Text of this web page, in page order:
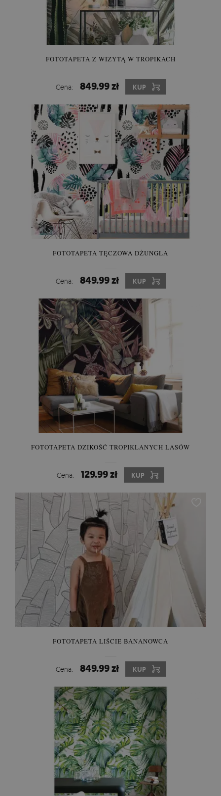
FOTOTAPETA Z WIZYTĄ W TROPIKACH
Cena: 849.99 zł KUP
FOTOTAPETA TĘCZOWA DŻUNGLA
Cena: 849.99 zł KUP
FOTOTAPETA DZIKOŚĆ TROPIKLANYCH LASÓW
Cena: 129.99 zł KUP
FOTOTAPETA LIŚCIE BANANOWCA
Cena: 849.99 zł KUP